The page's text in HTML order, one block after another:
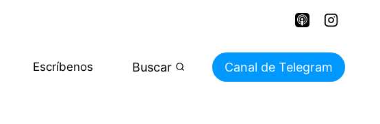
Escríbenos Buscar Canal de Telegram